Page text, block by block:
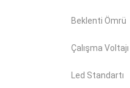
Beklenti Ömrü
Çalışma Voltajı
Led Standartı